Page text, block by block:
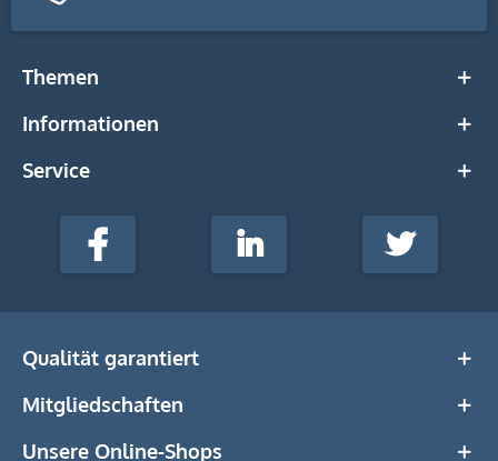
Themen
Informationen
Service
stempel-
Media
Facebook LinkedIn Twitter
Qualität garantiert
Mitgliedschaften
Unsere Online-Shops